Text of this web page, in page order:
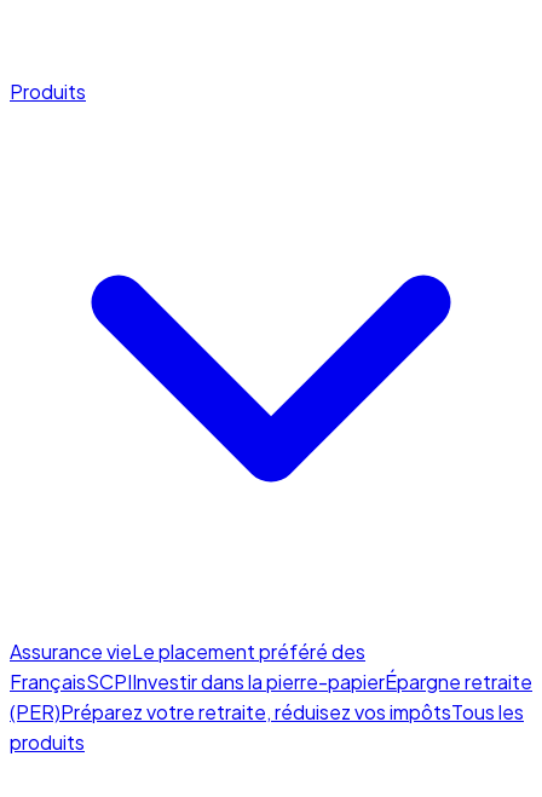
Produits
Assurance vieLe placement préféré des
FrançaisSCPIInvestir dans la pierre-papierÉpargne retraite
(PER)Préparez votre retraite, réduisez vos impôtsTous les
produits